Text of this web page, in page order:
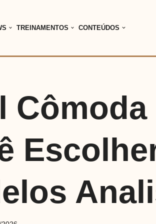
TREINAMENTOS CONTEÚDOS
Cômoda